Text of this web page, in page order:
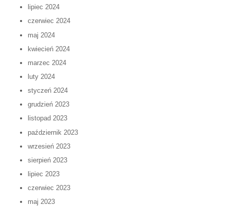
lipiec 2024
czerwiec 2024
maj 2024
kwiecień 2024
marzec 2024
luty 2024
styczeń 2024
grudzień 2023
listopad 2023
październik 2023
wrzesień 2023
sierpień 2023
lipiec 2023
czerwiec 2023
maj 2023